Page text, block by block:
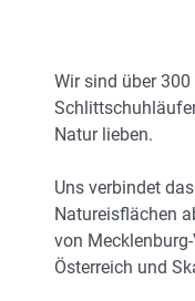
Wir sind über
Natur lieben.
Uns verbindet
Natureisflächen
von
Österreich und